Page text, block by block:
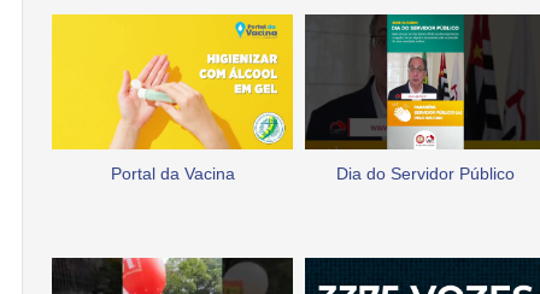
Portal da Vacina Dia do Servidor Público